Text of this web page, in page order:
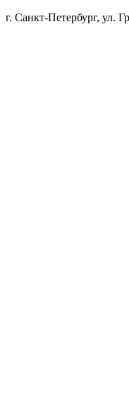
г. Санкт-Петербург, ул.